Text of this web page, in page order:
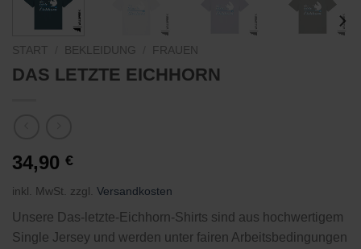
START BEKLEIDUNG FRAUEN
DAS LETZTE EICHHORN
34,90 €
inkl. MwSt. zzgl. Versandkosten
Unsere Das-letzte-Eichhorn-Shirts sind aus hochwertigem
Single Jersey und werden unter fairen Arbeitsbedingungen